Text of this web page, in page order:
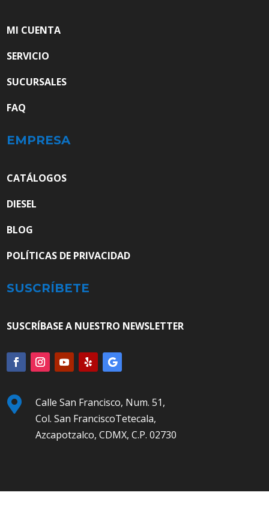
MI CUENTA
SERVICIO
SUCURSALES
FAQ
EMPRESA
CATÁLOGOS
DIESEL
BLOG
POLÍTICAS DE PRIVACIDAD
SUSCRÍBETE
SUSCRÍBASE A NUESTRO NEWSLETTER

Calle San Francisco, Num. 51,
Col. San FranciscoTetecala,
Azcapotzalco, CDMX, C.P. 02730